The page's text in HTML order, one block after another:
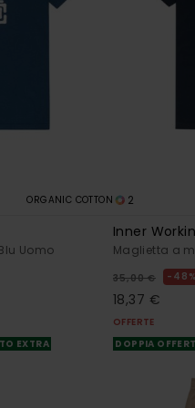
ORGANIC COTTON
Uomo
EXTRA
2
Inner
Maglietta a
35,00 € 48%
18,37 €
OFFERTE
DOPPIA